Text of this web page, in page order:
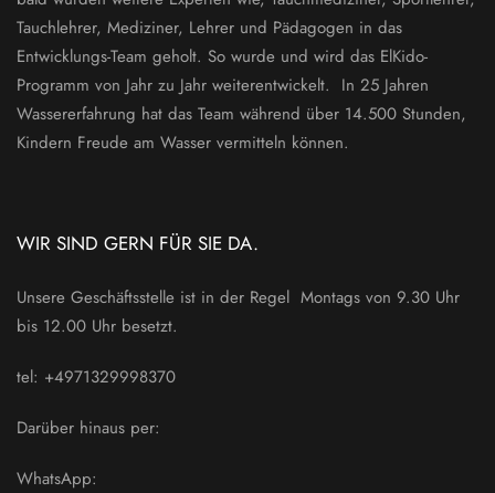
Tauchlehrer, Mediziner, Lehrer und Pädagogen in das
Entwicklungs-Team geholt. So wurde und wird das ElKido-
Programm von Jahr zu Jahr weiterentwickelt. In 25 Jahren
Wassererfahrung hat das Team während über 14.500 Stunden,
Kindern Freude am Wasser vermitteln können.
WIR SIND GERN FÜR SIE DA.
Unsere Geschäftsstelle ist in der Regel Montags von 9.30 Uhr
bis 12.00 Uhr besetzt.
tel: +4971329998370
Darüber hinaus per:
WhatsApp: